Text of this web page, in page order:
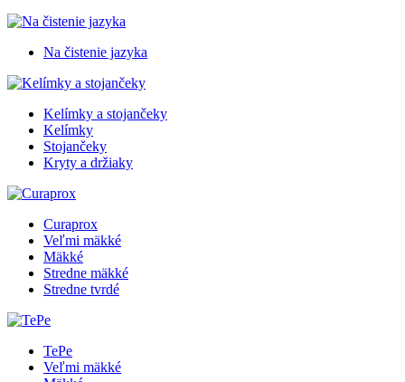
Na čistenie jazyka
Kelímky a stojančeky
Kelímky
Stojančeky
Kryty a držiaky
Curaprox
Veľmi mäkké
Mäkké
Stredne mäkké
Stredne tvrdé
TePe
Veľmi mäkké